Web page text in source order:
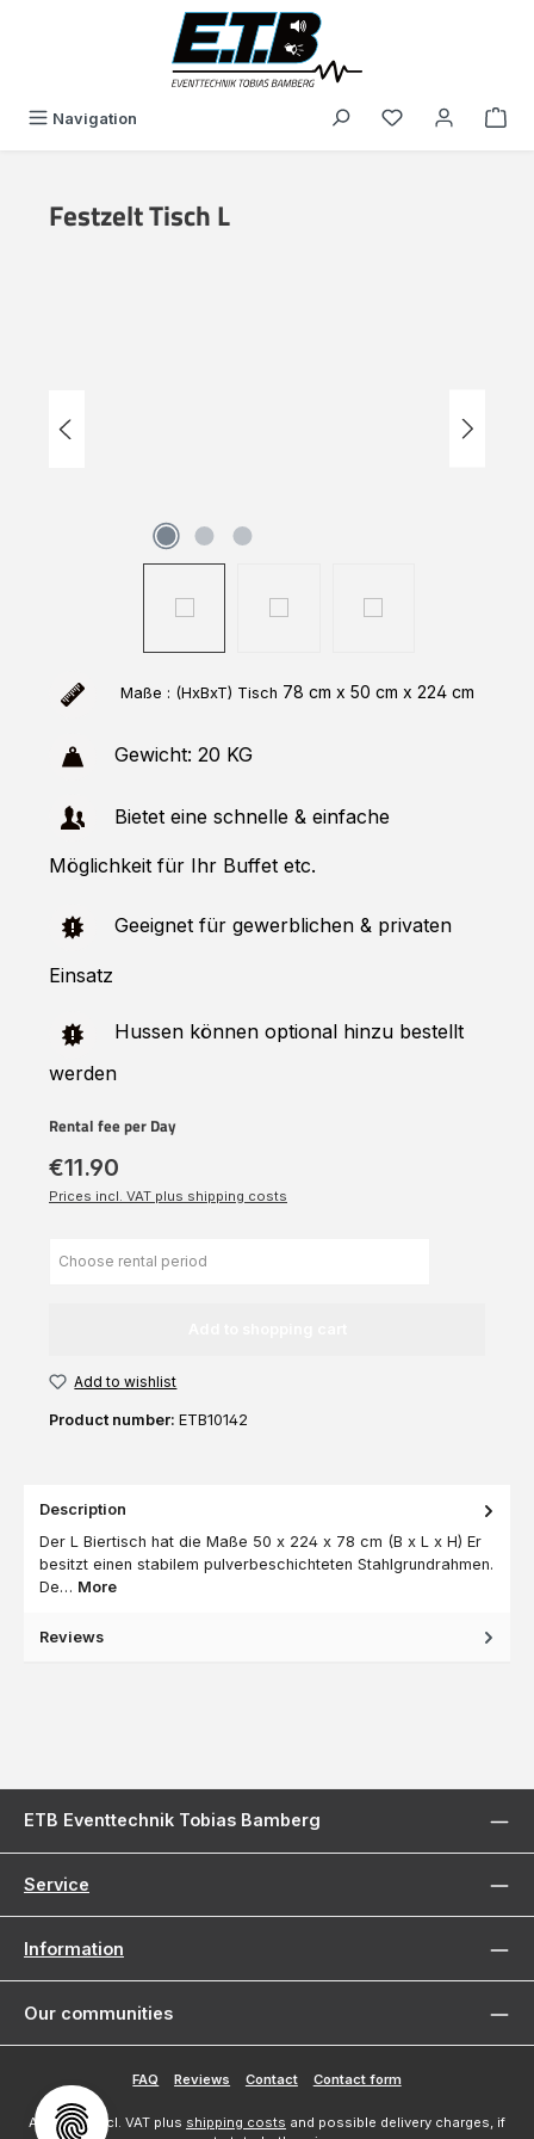
Navigation You have 0
Festzelt Tisch L
Maße : (HxBxT) Tisch 78 cm x 50 cm x 224 cm
Gewicht: 20 KG
Bietet eine schnelle & einfache
Möglichkeit für Ihr Buffet etc.
Geeignet für gewerblichen & privaten
Einsatz
Hussen können optional hinzu bestellt
werden
Rental fee per Day
€11.90
Prices incl. VAT plus shipping costs
Add to wishlist
Product number: ETB10142
Description
Der L Biertisch hat die Maße 50 x 224 x 78 cm (B x L x H) Er
besitzt einen stabilem pulverbeschichteten Stahlgrundrahmen.
De… More
Reviews
ETB Eventtechnik Tobias Bamberg
Service
Information
Our communities
FAQ Reviews Contact Contact form
All prices incl. VAT plus shipping costs and possible delivery charges, if